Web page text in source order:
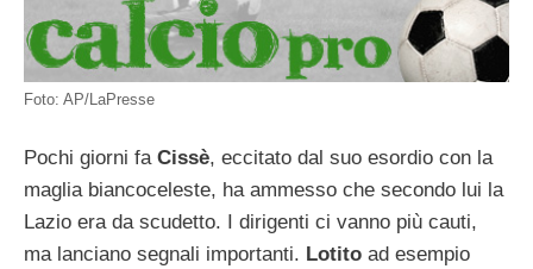
Foto: AP/LaPresse
Pochi giorni fa Cissè, eccitato dal suo esordio con la
maglia biancoceleste, ha ammesso che secondo lui la
Lazio era da scudetto. I dirigenti ci vanno più cauti,
ma lanciano segnali importanti. Lotito ad esempio